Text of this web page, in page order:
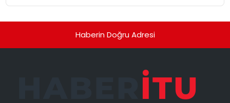
Haberin Doğru Adresi